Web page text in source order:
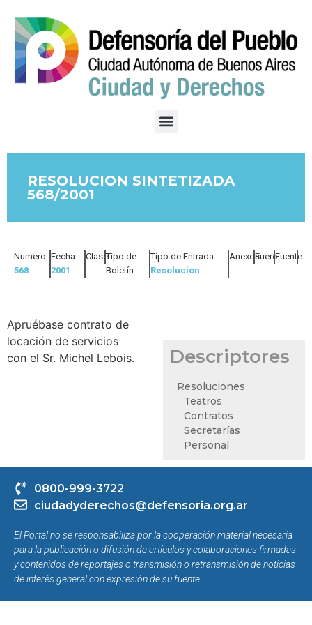
RESOLUCION SINTETIZADA
568/2001
Numero:
568
Fecha:
2001
Clase:Tipo de
Boletín:
Tipo de Entrada:
Resolucion
Anexos:Fuero:Fuente:
Apruébase contrato de
locación de servicios
con el Sr. Michel Lebois.
Descriptores
Resoluciones
Teatros
Contratos
Secretarías
Personal
0800-999-3722
ciudadyderechos@defensoria.org.ar
El Portal no se responsabiliza por la cooperación material necesaria
para la publicación o difusión de artículos y colaboraciones firmadas
y contenidos de reportajes o transmisión o retransmisión de noticias
de interés general con expresión de su fuente.